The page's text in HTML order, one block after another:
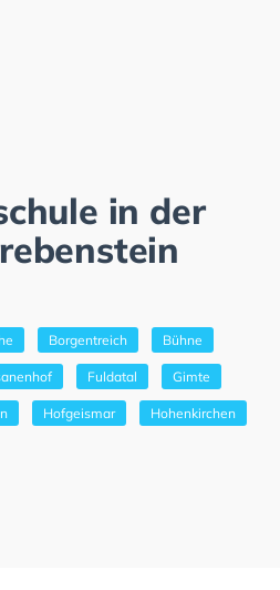
in der
Borgentreich Bühne
Fuldatal Gimte
Hofgeismar Hohenkirchen